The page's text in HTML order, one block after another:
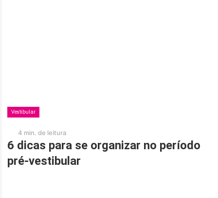
Vestibular
4 min. de leitura
6 dicas para se organizar no período
pré-vestibular